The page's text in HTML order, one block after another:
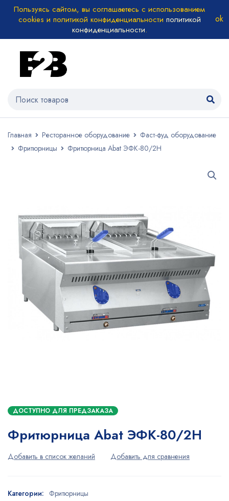
Пользуясь сайтом, вы соглашаетесь с использованием
cookies и политикой конфиденциальности политикой
конфиденциальности.
Главная Ресторанное оборудование
Фаст-фуд оборудование
Фритюрницы
Фритюрница Abat ЭФК-80/2Н
ДОСТУПНО ДЛЯ ПРЕДЗАКАЗА
Фритюрница Abat ЭФК-80/2Н
Категории: Фритюрницы